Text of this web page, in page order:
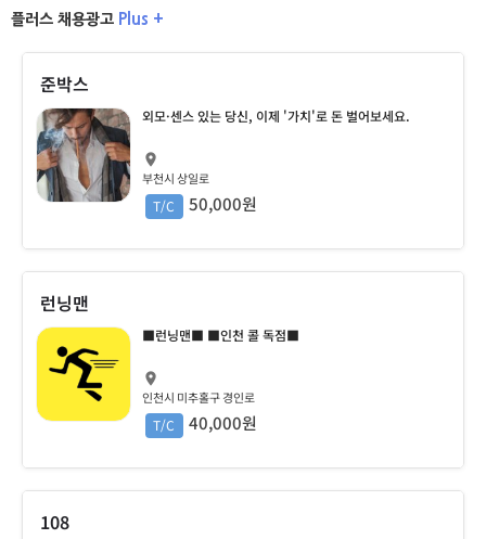
플러스 채용광고 Plus +
준박스
외모·센스 있는 당신, 이제 '가치'로 돈 벌어보세요.
부천시 상일로
T/C 50,000원
런닝맨
■런닝맨■ ■인천 콜 독점■
인천시 미추홀구 경인로
T/C 40,000원
108